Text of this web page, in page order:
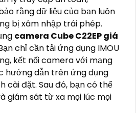
rằng dữ liệu của bạn luôn
bị xâm nhập trái phép.
camera Cube C22EP giá
chỉ cần tải ứng dụng IMOU
kết nối camera với mạng
hướng dẫn trên ứng dụng
cài đặt. Sau đó, bạn có thể
giám sát từ xa mọi lúc mọi